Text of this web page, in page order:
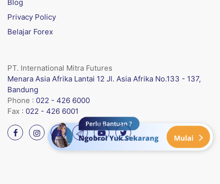
Blog
Privacy Policy
Belajar Forex
PT. International Mitra Futures
Menara Asia Afrika Lantai 12 Jl. Asia Afrika No.133 - 137,
Bandung
Phone : 022 - 426 6000
Fax : 022 - 426 6001